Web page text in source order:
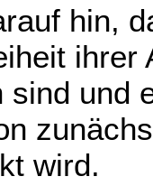
hin,
ihrer
sind und
wird.